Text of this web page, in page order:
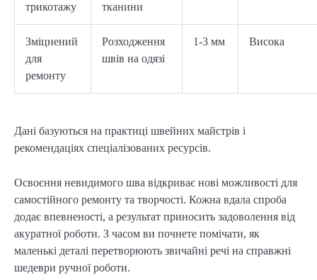
трикотажу
тканини
Зміцнений
для
ремонту
Розходження
швів на одязі
1-3 мм Висока
Дані базуються на практиці швейних майстрів і
рекомендаціях спеціалізованих ресурсів.
Освоєння невидимого шва відкриває нові можливості для
самостійного ремонту та творчості. Кожна вдала спроба
додає впевненості, а результат приносить задоволення від
акуратної роботи. З часом ви почнете помічати, як
маленькі деталі перетворюють звичайні речі на справжні
шедеври ручної роботи.